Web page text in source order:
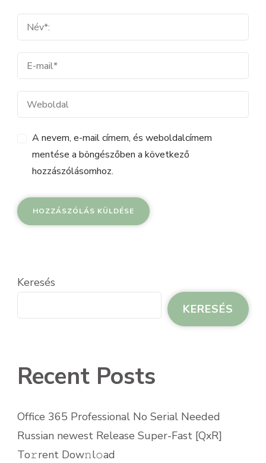
A nevem, e-mail címem, és weboldalcímem
mentése a böngészőben a következő
hozzászólásomhoz.
Keresés
KERESÉS
Recent Posts
Office 365 Professional No Serial Needed
Russian newest Release Super-Fast [QxR]
To𝚛rent Dow𝚗l𝚘ad